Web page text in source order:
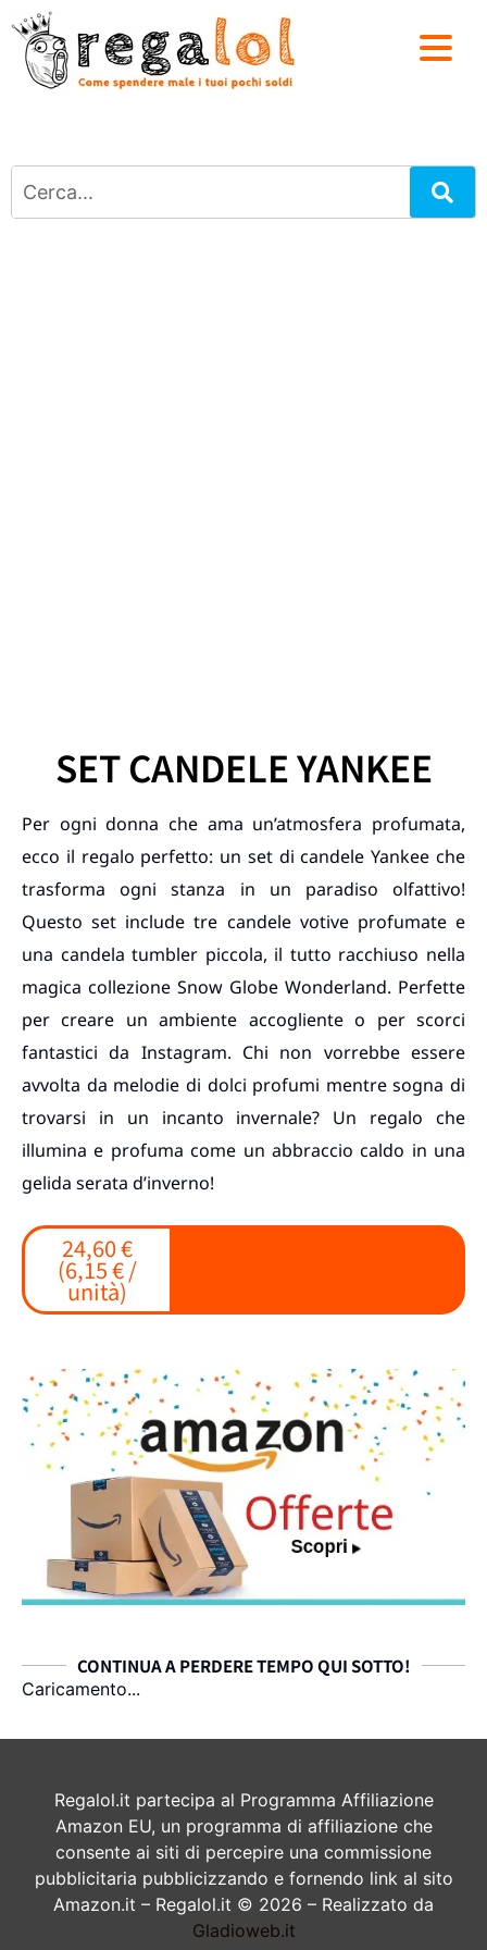
SET CANDELE YANKEE
Per ogni donna che ama un’atmosfera profumata,
ecco il regalo perfetto: un set di candele Yankee che
trasforma ogni stanza in un paradiso olfattivo!
Questo set include tre candele votive profumate e
una candela tumbler piccola, il tutto racchiuso nella
magica collezione Snow Globe Wonderland. Perfette
per creare un ambiente accogliente o per scorci
fantastici da Instagram. Chi non vorrebbe essere
avvolta da melodie di dolci profumi mentre sogna di
trovarsi in un incanto invernale? Un regalo che
illumina e profuma come un abbraccio caldo in una
gelida serata d’inverno!
24,60 €
(6,15 € /
unità)
CONTINUA A PERDERE TEMPO QUI SOTTO!
Caricamento...
Regalol.it partecipa al Programma Affiliazione
Amazon EU, un programma di affiliazione che
consente ai siti di percepire una commissione
pubblicitaria pubblicizzando e fornendo link al sito
Amazon.it – Regalol.it © 2026 – Realizzato da
Gladioweb.it